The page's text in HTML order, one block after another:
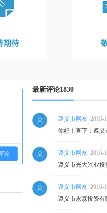
期待
论
最新评论1830
遵义市网友 2016-
你好！查下：遵
任公司
遵义市网友 2016-
遵义市光大兴业投
遵义市网友 2016-
遵义市永森投资有